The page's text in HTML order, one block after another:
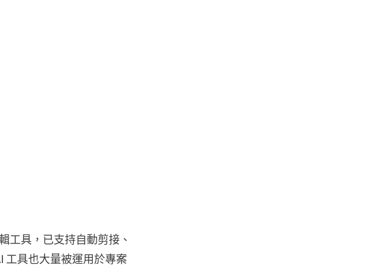
工具，已支持自動剪接、
工具也大量被運用於專案